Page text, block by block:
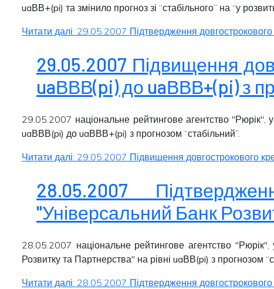
uaВВ+(pi) та змінило прогноз зі “стабільного” на “у
Читати далі: 29.05.2007 Підтвердження
29.05.2007 Підвищення
uaВВВ(pi) до uaВВВ+(pi) з
29.05.2007 національне рейтингове агентство "Рюрік",
uaВВВ(pi) до uaВВВ+(pi) з прогнозом “стабільний”.
Читати далі: 29.05.2007 Підвищення довгострокового
28.05.2007
"Універсальний Банк
28.05.2007 національне рейтингове агентство
Розвитку та Партнерства" на рівні uaВВ(pi) з прогнозом “
Читати далі: 28.05.2007 Підтвердження